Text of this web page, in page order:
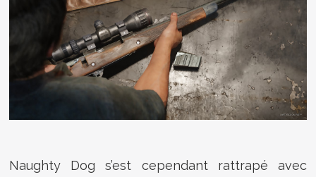
Naughty Dog s’est cependant rattrapé avec